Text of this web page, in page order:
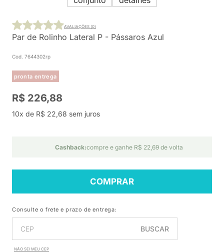
Par de Rolinho Lateral P - Pássaros Azul
Cod. 7644302rp
pronta entrega
AVALIAÇÕES (0)
R$ 226,88
10x de R$ 22,68 sem juros
Cashback:compre e ganhe R$ 22,69 de volta
COMPRAR
Consulte o frete e prazo de entrega:
BUSCAR
NÃO SEI MEU CEP